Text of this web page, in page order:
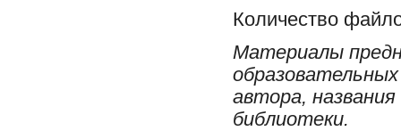
Количество
Материалы
автора,
библиотеки.